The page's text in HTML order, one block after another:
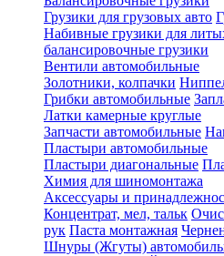
Грузики для грузовых авто
Набивные грузики для
балансировочные грузики
Вентили автомобильные
Золотники, колпачки
Грибки автомобильные
Латки камерные круглые
Запчасти автомобильные
Пластыри автомобильные
Пластыри диагональные
Химия для шиномонтажа
Аксессуары и
Концентрат, мел, тальк
рук Паста монтажная
Шнуры (Жгуты)